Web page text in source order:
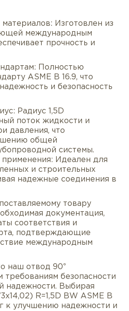
доставка Отзывы/
материалов: Изготовлен из
международным
прочность и
Полностью
ASME B 16.9, что
и безопасность
Радиус 1,5D
поток жидкости и
давления, что
общей
системы.
применения: Идеален для
и строительных
надежные соединения в
товару
документация,
соответствия и
подтверждающие
международным
наш отвод 90°
требованиям безопасности
надежности. Выбирая
R=1,5D BW ASME B
к улучшению надежности и